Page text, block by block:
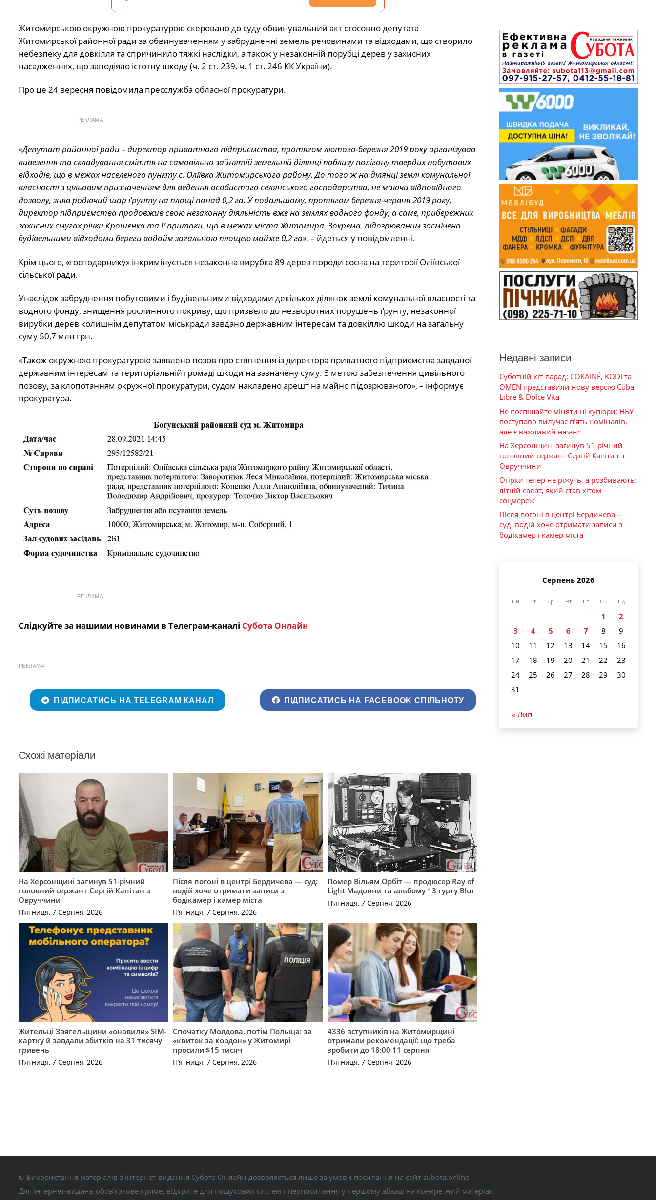
Житомирською окружною прокуратурою скеровано до суду обвинувальний акт стосовно депутата
Житомирської районної ради за обвинуваченням у забрудненні земель речовинами та відходами, що створило
небезпеку для довкілля та спричинило тяжкі наслідки, а також у незаконній порубці дерев у захисних
насадженнях, що заподіяло істотну шкоду (ч. 2 ст. 239, ч. 1 ст. 246 КК України).
Про це 24 вересня повідомила пресслужба обласної прокуратури.
РЕКЛАМА
«Депутат районної ради – директор приватного підприємства, протягом лютого-березня 2019 року організував
вивезення та складування сміття на самовільно зайнятій земельній ділянці поблизу полігону твердих побутових
відходів, що в межах населеного пункту с. Оліївка Житомирського району. До того ж на ділянці землі комунальної
власності з цільовим призначенням для ведення особистого селянського господарства, не маючи відповідного
дозволу, зняв родючий шар ґрунту на площі понад 0,2 га. У подальшому, протягом березня-червня 2019 року,
директор підприємства продовжив свою незаконну діяльність вже на землях водного фонду, а саме, прибережних
захисних смугах річки Крошенка та її притоки, що в межах міста Житомира. Зокрема, підозрюваним засмічено
будівельними відходами береги водойм загальною площею майже 0,2 га», – йдеться у повідомленні.
Крім цього, «господарнику» інкримінується незаконна вирубка 89 дерев породи сосна на території Оліївської
сільської ради.
Унаслідок забруднення побутовими і будівельними відходами декількох ділянок землі комунальної власності та
водного фонду, знищення рослинного покриву, що призвело до незворотних порушень ґрунту, незаконної
вирубки дерев колишнім депутатом міськради завдано державним інтересам та довкіллю шкоди на загальну
суму 50,7 млн грн.
«Також окружною прокуратурою заявлено позов про стягнення із директора приватного підприємства завданої
державним інтересам та територіальній громаді шкоди на зазначену суму. З метою забезпечення цивільного
позову, за клопотанням окружної прокуратури, судом накладено арешт на майно підозрюваного», – інформує
прокуратура.
РЕКЛАМА
Слідкуйте за нашими новинами в Телеграм-каналі Субота Онлайн
РЕКЛАМА
ПІДПИСАТИСЬ НА TELEGRAM КАНАЛ ПІДПИСАТИСЬ НА FACEBOOK СПІЛЬНОТУ
Схожі матеріали
На Херсонщині загинув 51-річний
головний сержант Сергій Капітан з
Овруччини
П’ятниця, 7 Серпня, 2026
Після погоні в центрі Бердичева — суд:
водій хоче отримати записи з
бодікамер і камер міста
П’ятниця, 7 Серпня, 2026
Помер Вільям Орбіт — продюсер Ray of
Light Мадонни та альбому 13 гурту Blur
П’ятниця, 7 Серпня, 2026
Жительці Звягельщини «оновили» SIM-
картку й завдали збитків на 31 тисячу
гривень
П’ятниця, 7 Серпня, 2026
Спочатку Молдова, потім Польща: за
«квиток за кордон» у Житомирі
просили $15 тисяч
П’ятниця, 7 Серпня, 2026
4336 вступників на Житомирщині
отримали рекомендації: що треба
зробити до 18:00 11 серпня
П’ятниця, 7 Серпня, 2026
Недавні записи
Суботній хіт-парад: COKAINÉ, KODI та
OMEN представили нову версію Cuba
Libre & Dolce Vita
Не поспішайте міняти ці купюри: НБУ
поступово вилучає п’ять номіналів,
але є важливий нюанс
На Херсонщині загинув 51-річний
головний сержант Сергій Капітан з
Овруччини
Огірки тепер не ріжуть, а розбивають:
літній салат, який став хітом
соцмереж
Після погоні в центрі Бердичева —
суд: водій хоче отримати записи з
бодікамер і камер міста
Серпень 2026
Пн Вт Ср Чт Пт Сб Нд
1
2
3
4 5 6 7 8
9
10
11 12 13 14 15
16
17
18 19 20 21 22
23
24
25 26 27 28 29
30
31
« Лип
© Використання матеріалів з інтернет-видання Субота Онлайн дозволяється лише за умови посилання на сайт subota.online
Для інтернет-видань обов’язкове пряме, відкрите для пошукових систем гіперпосилання у першому абзаці на конкретний матеріал.